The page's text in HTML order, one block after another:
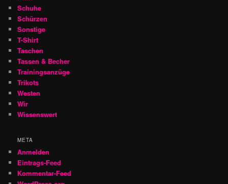
Schuhe
Schürzen
Sonstige
T-Shirt
Taschen
Tassen & Becher
Trainingsanzüge
Trikots
Westen
Wir
Wissenswert
META
Anmelden
Eintrags-Feed
Kommentar-Feed